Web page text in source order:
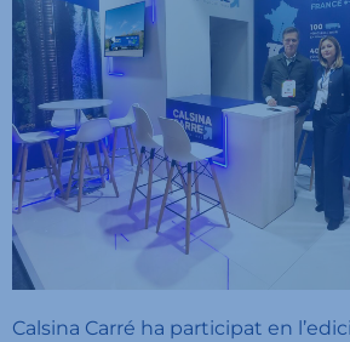
Calsina Carré ha participat en